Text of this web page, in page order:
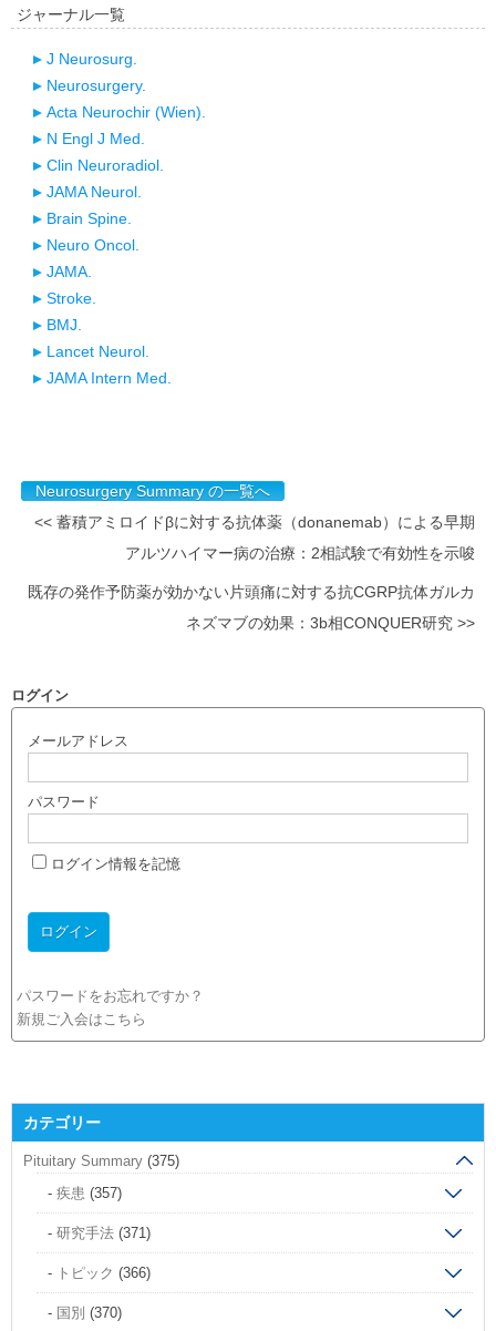
ジャーナル一覧
J Neurosurg.
Neurosurgery.
Acta Neurochir (Wien).
N Engl J Med.
Clin Neuroradiol.
JAMA Neurol.
Brain Spine.
Neuro Oncol.
JAMA.
Stroke.
BMJ.
Lancet Neurol.
JAMA Intern Med.
Neurosurgery Summary の一覧へ
<< 蓄積アミロイドβに対する抗体薬（donanemab）による早期
アルツハイマー病の治療：2相試験で有効性を示唆
既存の発作予防薬が効かない片頭痛に対する抗CGRP抗体ガルカ
ネズマブの効果：3b相CONQUER研究 >>
ログイン
メールアドレス
パスワード
ログイン情報を記憶
パスワードをお忘れですか？
新規ご入会はこちら
カテゴリー
Pituitary Summary (375)
疾患 (357)
研究手法 (371)
トピック (366)
国別 (370)